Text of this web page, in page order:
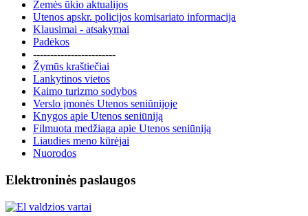
Žemės ūkio aktualijos
Utenos apskr. policijos komisariato informacija
Klausimai - atsakymai
Padėkos
------------------------
Žymūs kraštiečiai
Lankytinos vietos
Kaimo turizmo sodybos
Verslo įmonės Utenos seniūnijoje
Knygos apie Utenos seniūniją
Filmuota medžiaga apie Utenos seniūniją
Liaudies meno kūrėjai
Nuorodos
Elektroninės paslaugos